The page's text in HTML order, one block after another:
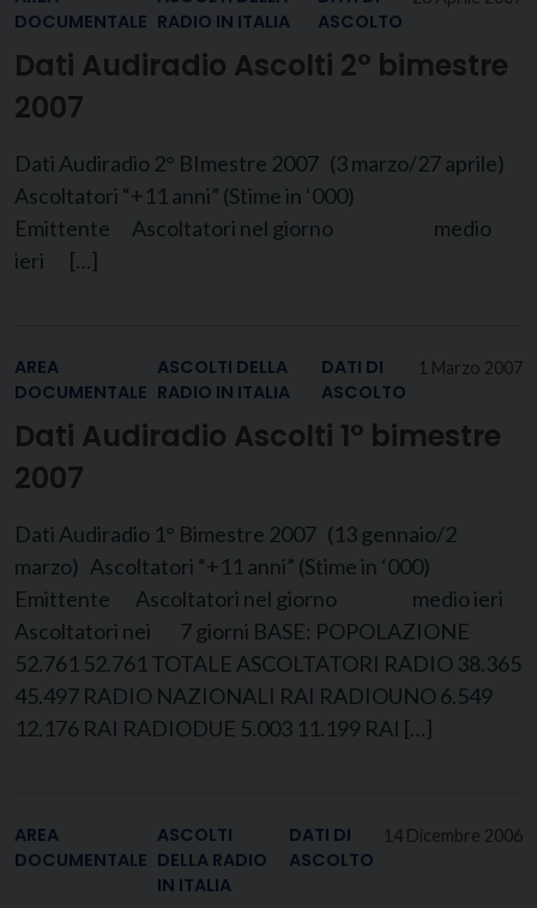
DOCUMENTALE RADIO IN ITALIA
ASCOLTO
Dati Audiradio Ascolti 2° bimestre
2007
Dati Audiradio 2° BImestre 2007 (3 marzo/27 aprile)
Ascoltatori “+11 anni” (Stime in ‘000)
Emittente Ascoltatori nel giorno medio
ieri […]
1 Marzo 2007
AREA
DOCUMENTALE
ASCOLTI DELLA
RADIO IN ITALIA
DATI DI
ASCOLTO
Dati Audiradio Ascolti 1° bimestre
2007
Dati Audiradio 1° Bimestre 2007 (13 gennaio/2
marzo) Ascoltatori “+11 anni” (Stime in ‘000)
Emittente Ascoltatori nel giorno medio ieri
Ascoltatori nei 7 giorni BASE: POPOLAZIONE
52.761 52.761 TOTALE ASCOLTATORI RADIO 38.365
45.497 RADIO NAZIONALI RAI RADIOUNO 6.549
12.176 RAI RADIODUE 5.003 11.199 RAI […]
14 Dicembre 2006
AREA
DOCUMENTALE
ASCOLTI
DELLA RADIO
IN ITALIA
DATI DI
ASCOLTO